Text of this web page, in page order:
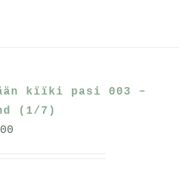
kïïki pasi 003 –
(1/7)